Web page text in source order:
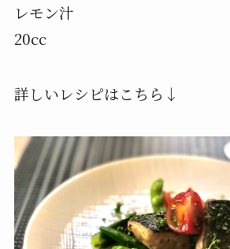
レモ
20cc
詳しいレシピはこちら↓